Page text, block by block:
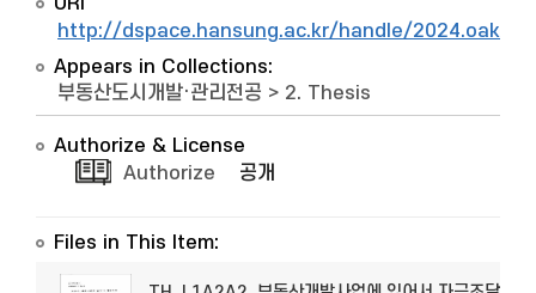
http://dspace.hansung.ac.kr/handle/2024.oak/
Appears in Collections:
부동산도시개발·관리전공 > 2. Thesis
Authorize & License
Authorize
공개
Files in This Item: